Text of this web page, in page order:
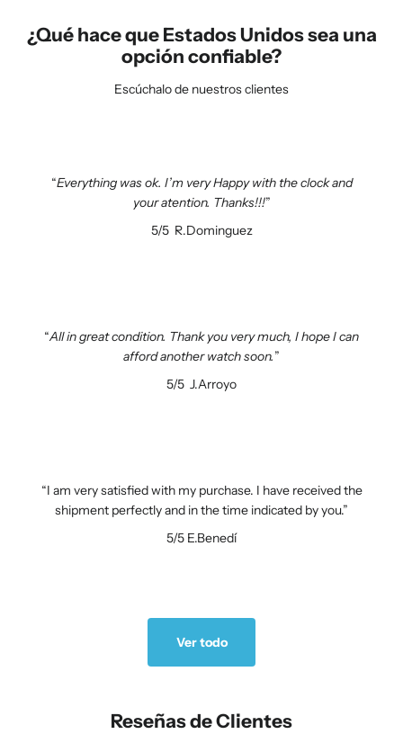
¿Qué hace que Estados Unidos sea una
opción confiable?
Escúchalo de nuestros clientes
Everything was ok. I’m very Happy with the clock and
your atention. Thanks!!!
5/5R.Dominguez
All in great condition. Thank you very much, I hope I can
afford another watch soon.
5/5 J.Arroyo
I am very satisfied with my purchase. I have received the
shipment perfectly and in the time indicated by you.
5/5 E.Benedí
Ver todo
Reseñas de Clientes